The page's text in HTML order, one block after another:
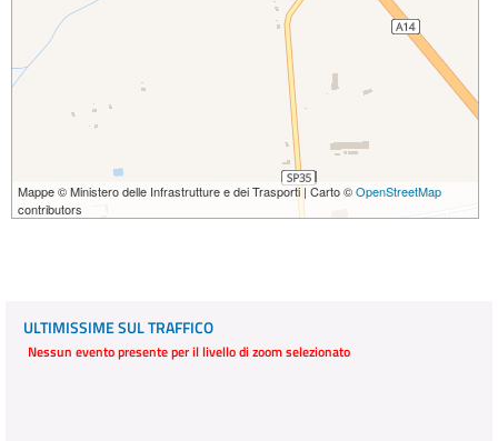
Mappe © Ministero delle Infrastrutture e dei Trasporti | Carto ©OpenStreetMap
contributors
ULTIMISSIME SUL TRAFFICO
Nessun evento presente per il livello di zoom selezionato